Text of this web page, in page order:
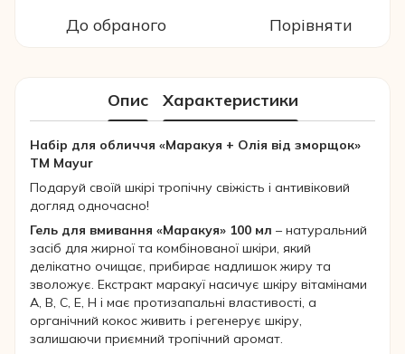
До обраного Порівняти
Опис Характеристики
Набір для обличчя «Маракуя + Олія від зморщок»
TM Mayur
Подаруй своїй шкірі тропічну свіжість і антивіковий
догляд одночасно!
Гель для вмивання «Маракуя» 100 мл – натуральний
засіб для жирної та комбінованої шкіри, який
делікатно очищає, прибирає надлишок жиру та
зволожує. Екстракт маракуї насичує шкіру вітамінами
А, В, С, Е, Н і має протизапальні властивості, а
органічний кокос живить і регенерує шкіру,
залишаючи приємний тропічний аромат.